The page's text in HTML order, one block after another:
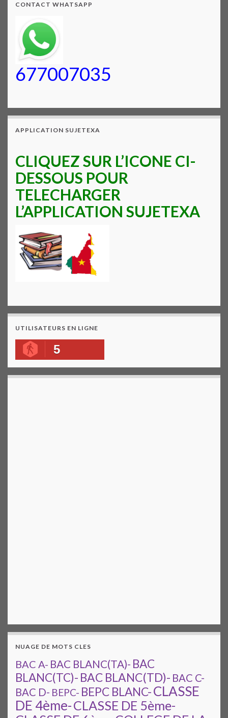
CONTACT WHATSAPP
677007035
APPLICATION SUJETEXA
CLIQUEZ SUR L’ICONE CI-
DESSOUS POUR
TELECHARGER
L’APPLICATION SUJETEXA
UTILISATEURS EN LIGNE
5
NUAGE DE MOTS CLES
BAC A- BAC BLANC(TA)- BAC
BLANC(TC)- BAC BLANC(TD)- BAC C-
BAC D- BEPC- BEPC BLANC-CLASSE
DE 4ème-CLASSE DE 5ème-